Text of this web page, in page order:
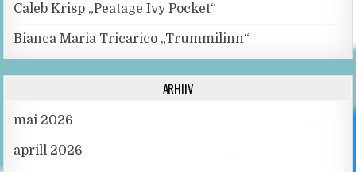
Caleb Krisp „Peatage Ivy Pocket“
Bianca Maria Tricarico „Trummilinn“
ARHIIV
mai 2026
aprill 2026